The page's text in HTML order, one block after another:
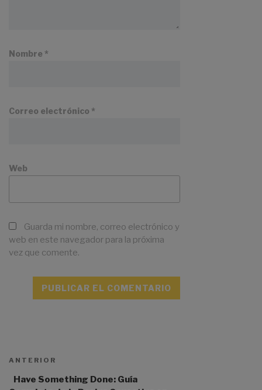
Nombre *
Correo electrónico *
Web
Guarda mi nombre, correo electrónico y
web en este navegador para la próxima
vez que comente.
e
n
ANTERIOR
Have Something Done: Guía